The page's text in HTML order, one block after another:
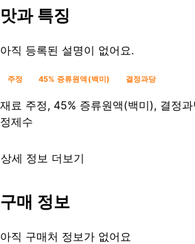
맛과 특징
아직 등록된 설명이 없어요.
주정 45% 증류원액(백미) 결정과당
재료 주정, 45% 증류원액(백미), 결정
정제수
상세 정보 더보기
등록일
구매 정보
아직 구매처 정보가 없어요